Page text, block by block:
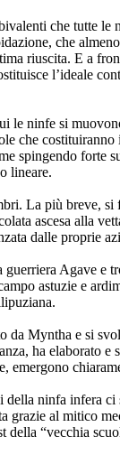
che tutte
che
riuscita. E a
l’ideale
le ninfe si
che
spingendo forte
lineare.
La più breve,
ascesa alla
dalle proprie
Agave e
astuzie e
Myntha e si
ha elaborato
emergono
della ninfa infera
grazie al mitico
della “vecchia